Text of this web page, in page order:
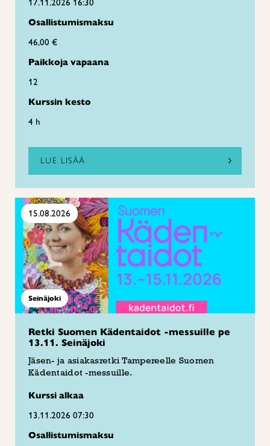
17.11.2026 16:30
Osallistumismaksu
46,00 €
Paikkoja vapaana
12
Kurssin kesto
4 h
LUE LISÄÄ
15.08.2026
Seinäjoki
Retki Suomen Kädentaidot -messuille pe
13.11. Seinäjoki
Jäsen- ja asiakasretki Tampereelle Suomen
Kädentaidot -messuille.
Kurssi alkaa
13.11.2026 07:30
Osallistumismaksu